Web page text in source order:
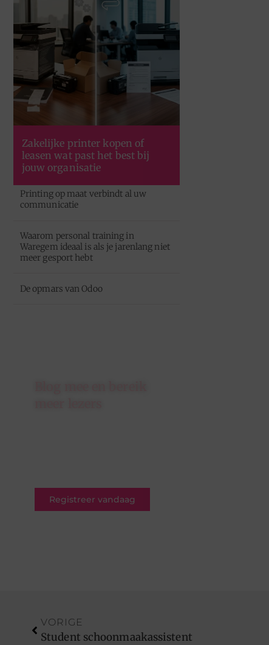
Zakelijke printer kopen of
leasen wat past het best bij
jouw organisatie
Printing op maat verbindt al uw
communicatie
Waarom personal training in
Waregem ideaal is als je jarenlang niet
meer gesport hebt
De opmars van Odoo
Registreer vandaag
VORIGE
Student schoonmaakassistent